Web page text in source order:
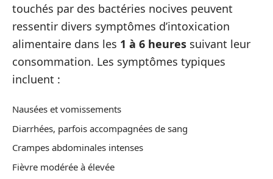
touchés par des bactéries nocives peuvent
ressentir divers symptômes d’intoxication
alimentaire dans les 1 à 6 heures suivant leur
consommation. Les symptômes typiques
incluent :
Nausées et vomissements
Diarrhées, parfois accompagnées de sang
Crampes abdominales intenses
Fièvre modérée à élevée